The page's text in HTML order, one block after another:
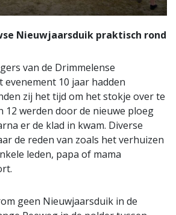
Nieuwjaarsduik praktisch rond
van de Drimmelense
10 jaar hadden
zij het tijd om het stokje over te
12 werden door de nieuwe ploeg
er de klad in kwam. Diverse
de reden van zoals het verhuizen
leden, papa of mama
geen Nieuwjaarsduik in de